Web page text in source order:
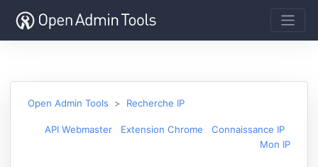
Open Admin Tools Recherche IP
API Webmaster Extension Chrome
Connaissance IP
Mon IP